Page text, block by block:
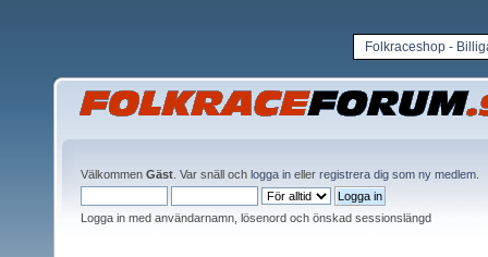
Folkraceshop -
Välkommen Gäst . Var snäll och logga in eller registrera dig som ny medlem
Logga in med användarnamn, lösenord och önskad sessionslängd